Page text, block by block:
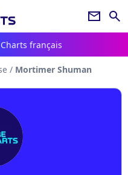
newsletter search
Charts français
/ Mortimer Shuman